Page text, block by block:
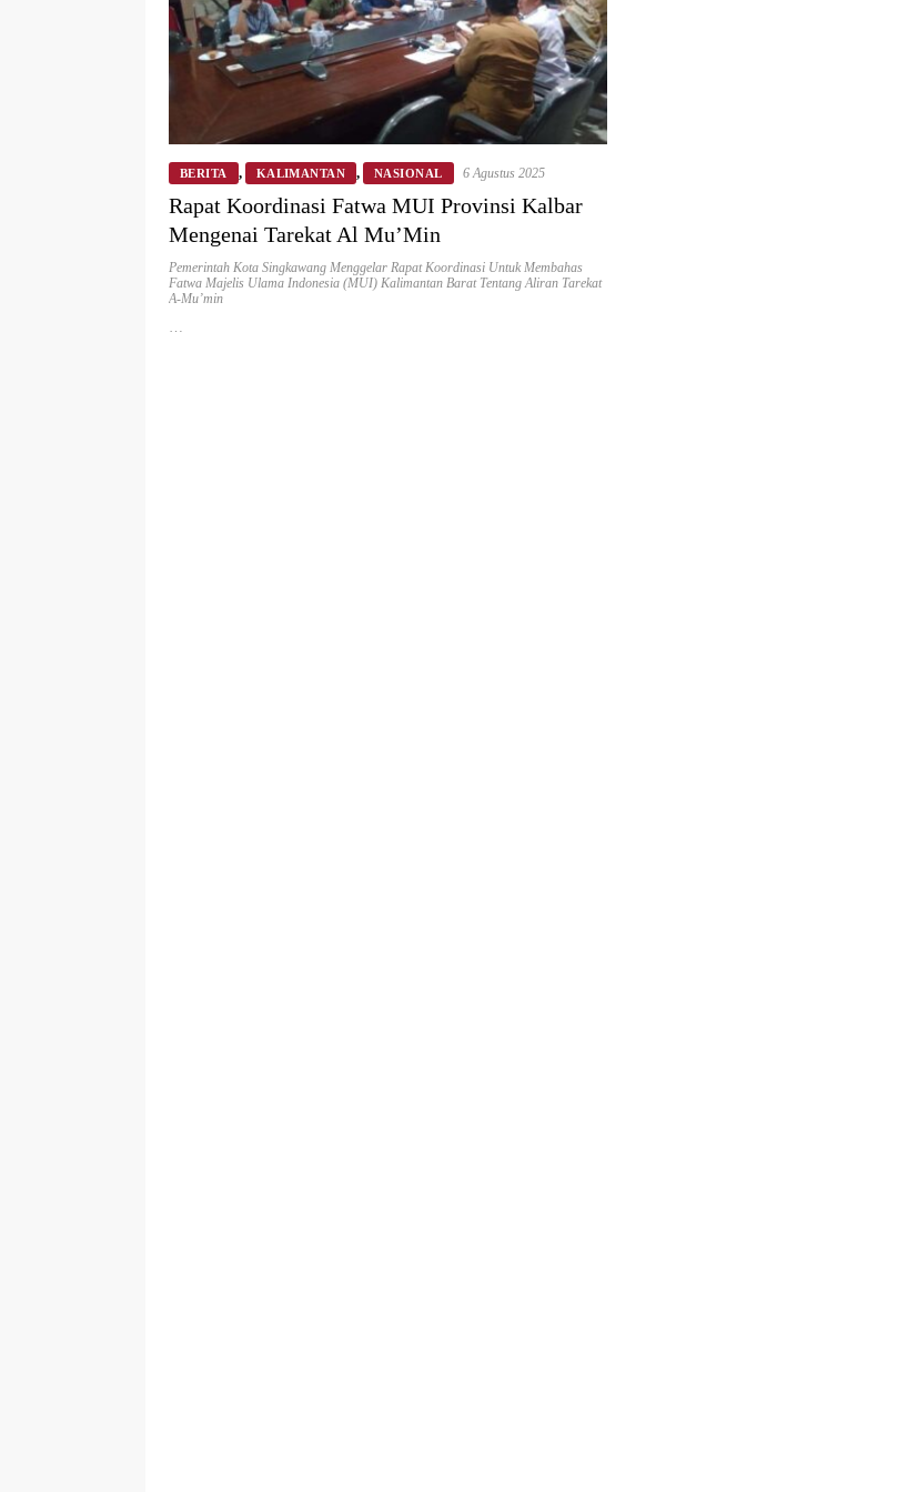
BERITA , KALIMANTAN , NASIONAL 6 Agustus 2025
Rapat Koordinasi Fatwa MUI Provinsi Kalbar
Mengenai Tarekat Al Mu’Min
Pemerintah Kota Singkawang Menggelar Rapat Koordinasi Untuk Membahas
Fatwa Majelis Ulama Indonesia (MUI) Kalimantan Barat Tentang Aliran Tarekat
A-Mu’min
…